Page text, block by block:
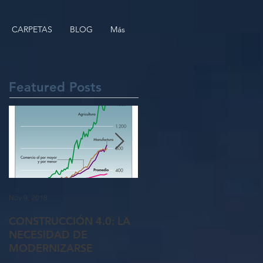
CARPETAS BLOG Más
Featured Posts
CONSTRUCCIÓN 4.0: LA
NECESIDAD DE
MODERNIZARSE
Nov 9, 2018